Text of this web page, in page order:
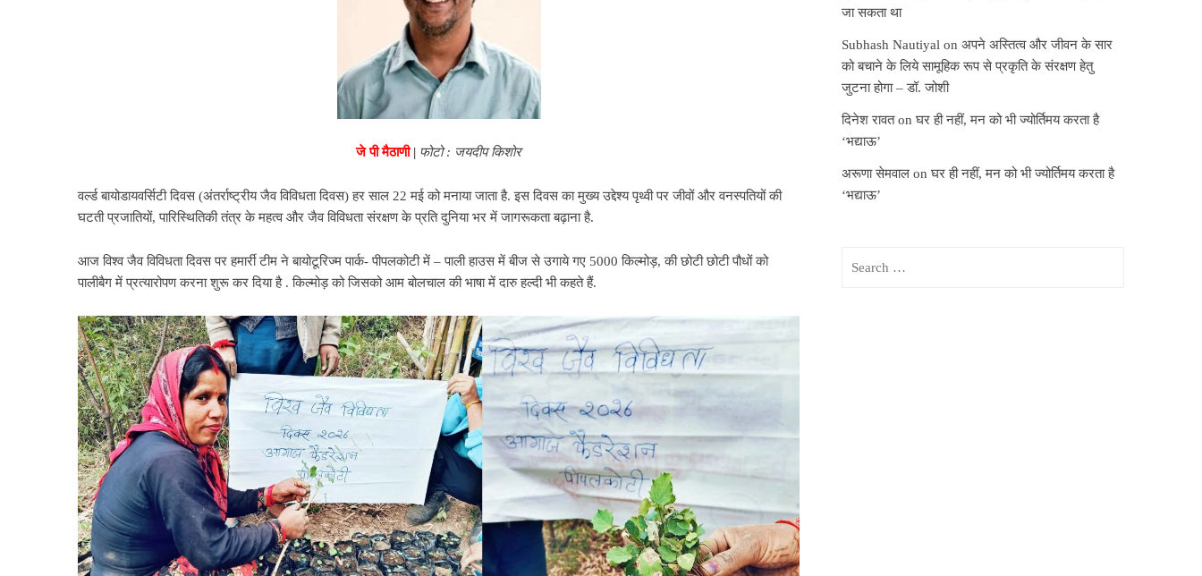
जेपीमैठाणी| फोटो : जयदीप किशोर
वर्ल्ड बायोडायवर्सिटी दिवस (अंतर्राष्ट्रीय जैव विविधता दिवस) हर साल 22 मई को मनाया जाता है. इस दिवस का मुख्य उद्देश्य पृथ्वी पर जीवों और वनस्पतियों की
घटती प्रजातियों, पारिस्थितिकी तंत्र के महत्व और जैव विविधता संरक्षण के प्रति दुनिया भर में जागरूकता बढ़ाना है.
आज विश्व जैव विविधता दिवस पर हमार्री टीम ने बायोटूरिज्म पार्क- पीपलकोटी में – पाली हाउस में बीज से उगाये गए 5000 किल्मोड़, की छोटी छोटी पौधों को
पालीबैग में प्रत्यारोपण करना शुरू कर दिया है . किल्मोड़ को जिसको आम बोलचाल की भाषा में दारु हल्दी भी कहते हैं.
जा सकता था
Subhash Nautiyal onअपने अस्तित्व और जीवन के सार
को बचाने के लिये सामूहिक रूप से प्रकृति के संरक्षण हेतु
जुटना होगा – डॉ. जोशी
दिनेश रावतonघर ही नहीं, मन को भी ज्योर्तिमय करता है
‘भद्याऊ’
अरूणा सेमवाल onघर ही नहीं, मन को भी ज्योर्तिमय करता है
‘भद्याऊ’